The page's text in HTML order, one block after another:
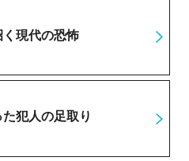
現代の恐怖
犯人の足取り